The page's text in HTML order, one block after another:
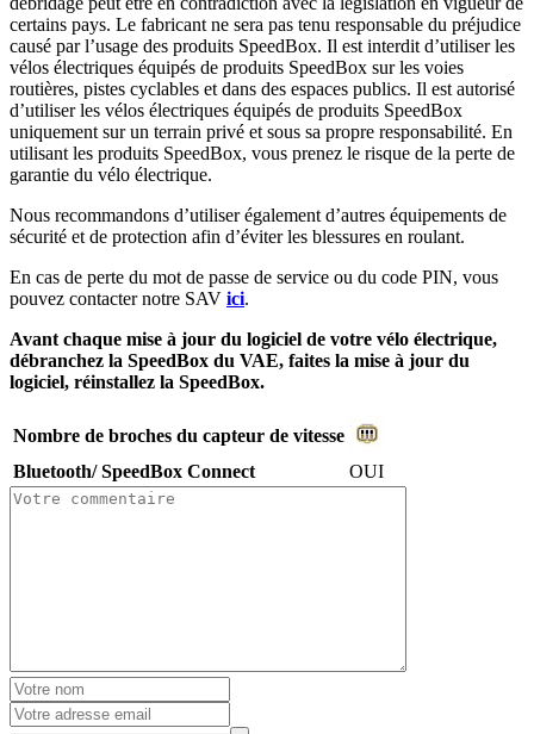
certains pays. Le fabricant ne sera pas tenu responsable du préjudice
causé par l’usage des produits SpeedBox. Il est interdit d’utiliser les
vélos électriques équipés de produits SpeedBox sur les voies
routières, pistes cyclables et dans des espaces publics. Il est autorisé
d’utiliser les vélos électriques équipés de produits SpeedBox
uniquement sur un terrain privé et sous sa propre responsabilité. En
utilisant les produits SpeedBox, vous prenez le risque de la perte de
garantie du vélo électrique.
Nous recommandons d’utiliser également d’autres équipements de
sécurité et de protection afin d’éviter les blessures en roulant.
En cas de perte du mot de passe de service ou du code PIN, vous
pouvez contacter notre SAV ici.
Avant chaque mise à jour du logiciel de votre vélo électrique,
débranchez la SpeedBox du VAE, faites la mise à jour du
logiciel, réinstallez la SpeedBox.
Nombre de broches du capteur de vitesse
Bluetooth/ SpeedBox Connect
OUI